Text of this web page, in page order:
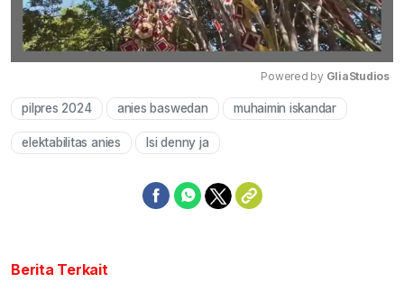
Mute
Powered by GliaStudios
pilpres 2024 anies baswedan muhaimin iskandar
elektabilitas anies lsi denny ja
Berita Terkait